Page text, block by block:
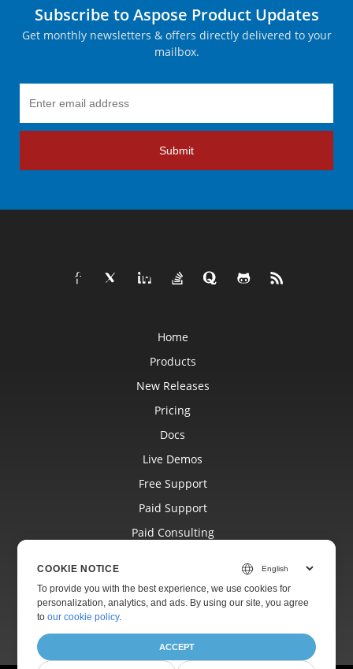
Subscribe to Aspose Product Updates
Get monthly newsletters & offers directly delivered to your
mailbox.
Submit
Home
Products
New Releases
Pricing
Docs
Live Demos
Free Support
Paid Support
Paid Consulting
Websites
About
COOKIE NOTICE
To provide you with the best experience, we use cookies for
personalization, analytics, and ads. By using our site, you agree
toour cookie policy.
ACCEPT